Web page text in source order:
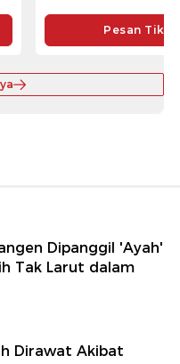
Pesan Tiket
Dipanggil 'Ayah'
Tak Larut dalam
Dirawat Akibat